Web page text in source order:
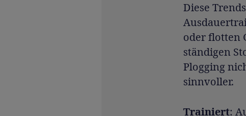
Diese
oder flotten
ständigen
Plogging
sinnvoller.
Trainiert: